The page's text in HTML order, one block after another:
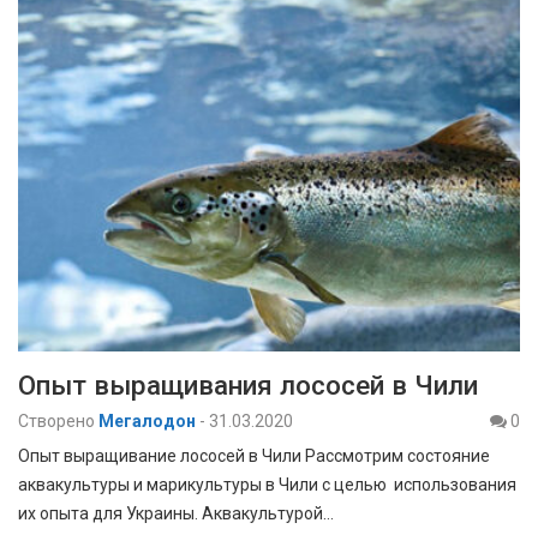
Опыт выращивания лососей в Чили
Створено Мегалодон - 31.03.2020
0
Опыт выращивание лососей в Чили Рассмотрим состояние
аквакультуры и марикультуры в Чили с целью использования
их опыта для Украины. Аквакультурой…